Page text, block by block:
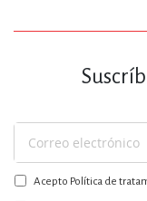
Suscríbase
a
nuestroAcepto Política de